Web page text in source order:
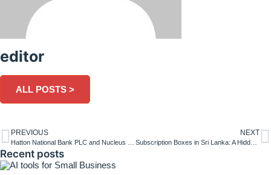
editor
ALL POSTS >
PREVIOUS NEXT
Subscription Boxes in Sri Lanka: A Hidden Goldmine for Small Businesses
Recent posts